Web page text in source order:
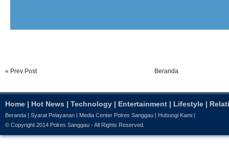
« Prev Post Beranda
Home | Hot News | Technology | Entertainment | Lifestyle |
Beranda Syarat Pelayanan Media Center Polres Sanggau Hubungi Kami
© Copyright 2014 Polres Sanggau - All Rights Reserved.